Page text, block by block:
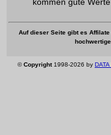
kommen gute Werte
Auf dieser Seite gibt es
©Copyright1998-2026 by